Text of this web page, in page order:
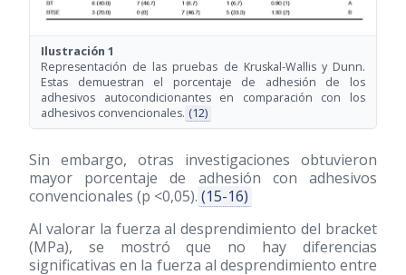
Ilustración 1
Representación de las pruebas de Kruskal-Wallis y Dunn.
Estas demuestran el porcentaje de adhesión de los
adhesivos autocondicionantes en comparación con los
adhesivos convencionales. (12)
Sin embargo, otras investigaciones obtuvieron
mayor porcentaje de adhesión con adhesivos
convencionales (p <0,05). (15-16)
Al valorar la fuerza al desprendimiento del bracket
(MPa), se mostró que no hay diferencias
significativas en la fuerza al desprendimiento entre